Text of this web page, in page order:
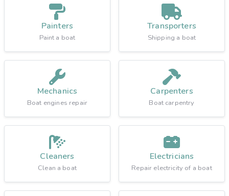
Painters
Paint a boat
Transporters
Shipping a boat
Mechanics
Boat engines repair
Carpenters
Boat carpentry
Cleaners
Clean a boat
Electricians
Repair electricity of a boat